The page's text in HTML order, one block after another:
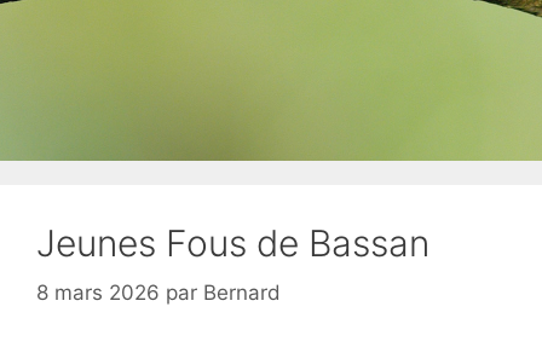
Jeunes Fous de Bassan
8 mars 2026 par Bernard